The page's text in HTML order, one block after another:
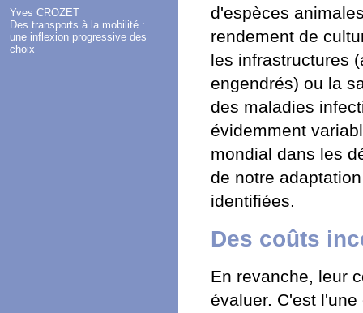
Yves CROZET
Des transports à la mobilité :
une inflexion progressive des
choix
d'espèces
rendement de
les infrastructures
engendrés) ou la
des maladies
évidemment
mondial dans les
de notre
identifiées.
Des coûts
En revanche, leur
évaluer. C'est